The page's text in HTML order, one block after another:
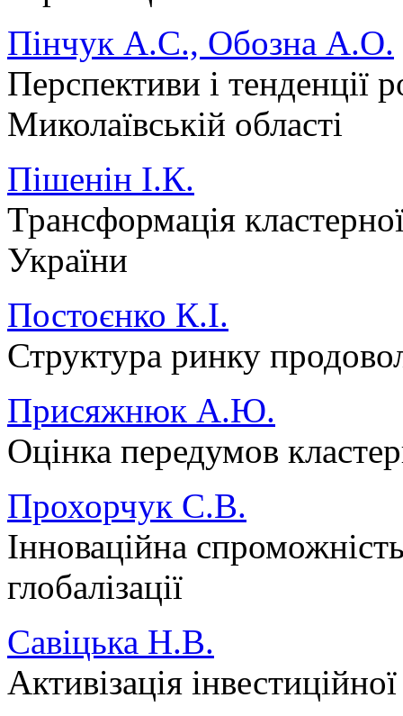
Пінчук А.С., Обозна А.О.
Перспективи і тенденції
Миколаївській області
Пішенін І.К.
Трансформація
України
Постоєнко К.І.
Структура ринку
Присяжнюк А.Ю.
Оцінка передумов
Прохорчук С.В.
Інноваційна
глобалізації
Савіцька Н.В.
Активізація